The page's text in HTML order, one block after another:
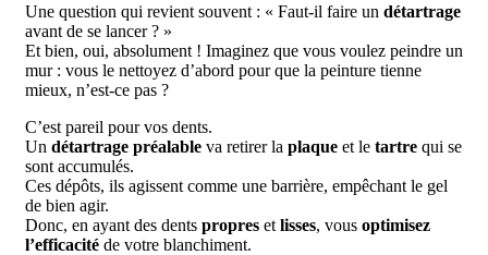
Une question qui revient souvent : « Faut-il faire un détartrage
avant de se lancer ? »
Et bien, oui, absolument ! Imaginez que vous voulez peindre un
mur : vous le nettoyez d’abord pour que la peinture tienne
mieux, n’est-ce pas ?
C’est pareil pour vos dents.
Un détartrage préalable va retirer la plaque et le tartre qui se
sont accumulés.
Ces dépôts, ils agissent comme une barrière, empêchant le gel
de bien agir.
Donc, en ayant des dents propres et lisses, vous optimisez
l’efficacité de votre blanchiment.